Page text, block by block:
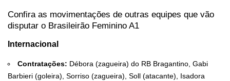
Confira as movimentações de outras equipes que vão
disputar o Brasileirão Feminino A1
Internacional
Contratações: Débora (zagueira) do RB Bragantino, Gabi
Barbieri (goleira), Sorriso (zagueira), Soll (atacante), Isadora